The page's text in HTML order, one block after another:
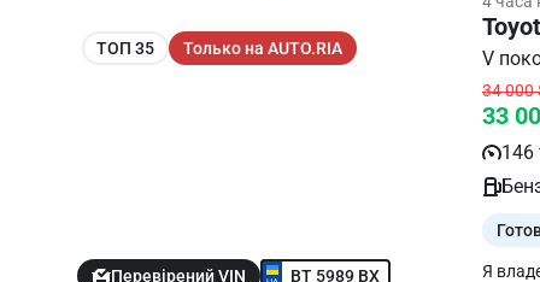
ТОП 35 Только на AUTO.RIA
34 000
33
146
Я
Перевірений VIN BT 5989 BX